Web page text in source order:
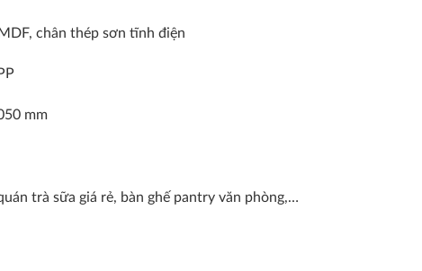
chân thép sơn tĩnh điện
mm
trà sữa giá rẻ, bàn ghế pantry văn phòng,…